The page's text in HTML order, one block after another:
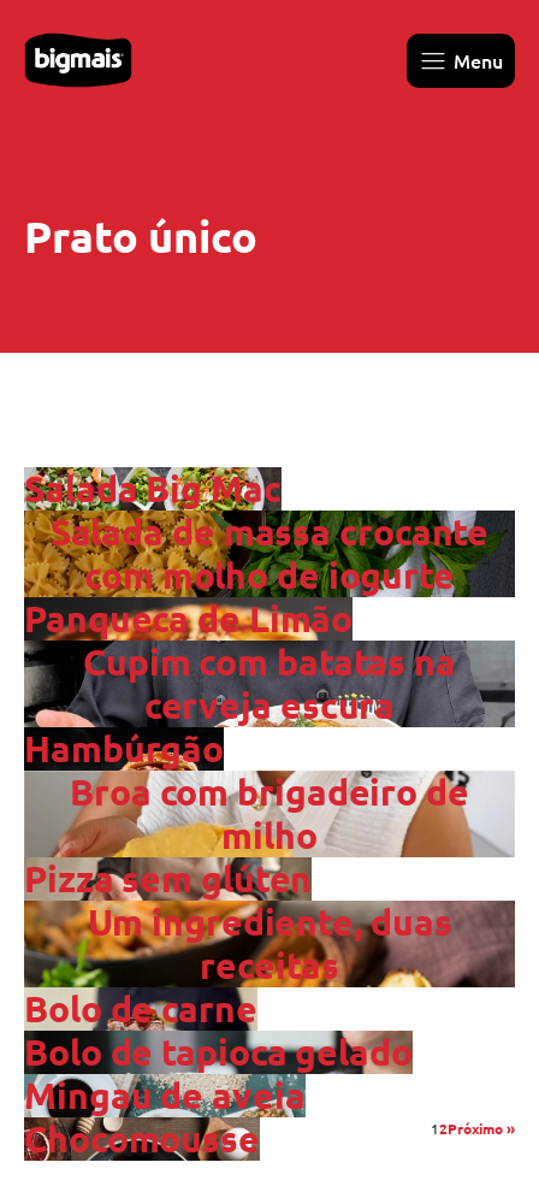
Menu
Prato único
Salada Big Mac
Salada de massa crocante
com molho de iogurte
Panqueca de Limão
Cupim com batatas na
cerveja escura
Hambúrgão
Broa com brigadeiro de
milho
Pizza sem glúten
Um ingrediente, duas
receitas
Bolo de carne
Bolo de tapioca gelado
Mingau de aveia
Chocomousse
12Próximo »